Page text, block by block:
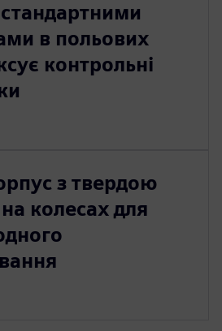
стандартними
в польових
контрольні
з твердою
колесах для